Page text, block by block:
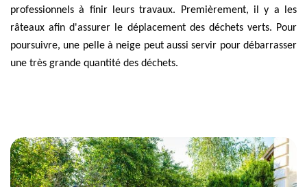
professionnels à finir leurs travaux. Premièrement, il y a les
râteaux afin d'assurer le déplacement des déchets verts. Pour
poursuivre, une pelle à neige peut aussi servir pour débarrasser
une très grande quantité des déchets.